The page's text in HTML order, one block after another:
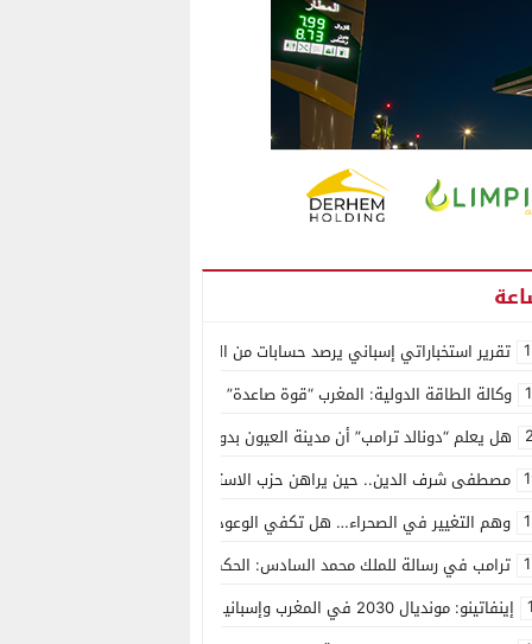
تقرير استخباراتي إسباني يرصد حسابات من الجزائر وأرقاما بـ”213+” ضمن حملة رقمية منظمة حرّضت على اقتحام سبتة
وكالة الطاقة الدولية: المغرب “قوة صاعدة” في سوق المعادن الاستراتيجية
هل يعلم “دونالد ترامب” أن مدينة العيون بدون ماء؟
مصطفى شرف الدين.. حين يراهن حزب الاستقلال على الكفاءة ويمنح الشباب
وهم التغيير في الصحراء… هل تكفي الوعود الفارغة لصناعة الواقع؟
ترامب في رسالة للملك محمد السادس: الحكم الذاتي هو الأساس الوحيد لحل
إينفاتينو: مونديال 2030 في المغرب وإسبانيا والبرتغال سيكون “الأجمل في التاريخ”